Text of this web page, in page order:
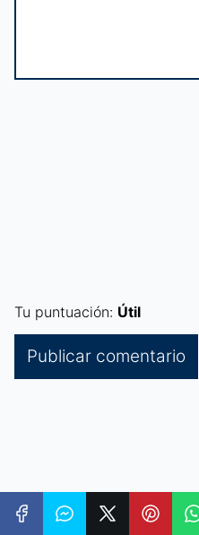
Tu puntuación: Útil
Categorías